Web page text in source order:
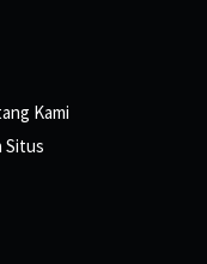
Kami
Situs